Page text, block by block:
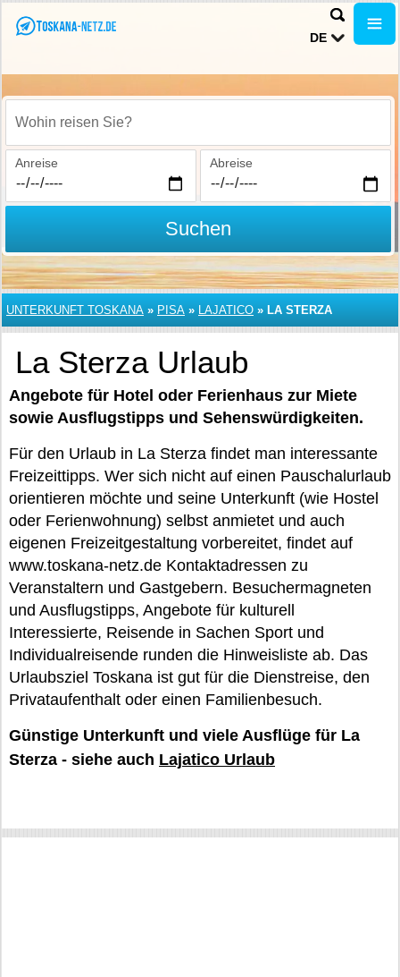
DE
Wohin reisen Sie?
Anreise Abreise
Suchen
UNTERKUNFT TOSKANA » PISA » LAJATICO » LA STERZA
La Sterza Urlaub
Angebote für Hotel oder Ferienhaus zur Miete
sowie Ausflugstipps und Sehenswürdigkeiten.
Für den Urlaub in La Sterza findet man interessante
Freizeittipps. Wer sich nicht auf einen Pauschalurlaub
orientieren möchte und seine Unterkunft (wie Hostel
oder Ferienwohnung) selbst anmietet und auch
eigenen Freizeitgestaltung vorbereitet, findet auf
www.toskana-netz.de Kontaktadressen zu
Veranstaltern und Gastgebern. Besuchermagneten
und Ausflugstipps, Angebote für kulturell
Interessierte, Reisende in Sachen Sport und
Individualreisende runden die Hinweisliste ab. Das
Urlaubsziel Toskana ist gut für die Dienstreise, den
Privataufenthalt oder einen Familienbesuch.
Günstige Unterkunft und viele Ausflüge für La
Sterza - siehe auch Lajatico Urlaub